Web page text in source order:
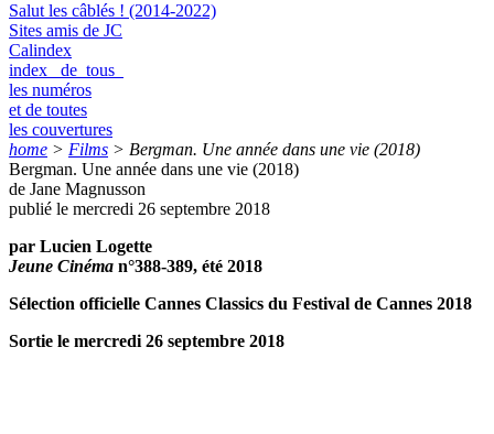
Salut les câblés ! (2014-2022)
Sites amis de JC
Calindex
index de tous
les numéros
et de toutes
les couvertures
home > Films > Bergman. Une année dans une vie (2018)
Bergman. Une année dans une vie (2018)
de Jane Magnusson
publié le mercredi 26 septembre 2018
par Lucien Logette
Jeune Cinéma n°388-389, été 2018
Sélection officielle Cannes Classics du Festival de Cannes 2018
Sortie le mercredi 26 septembre 2018